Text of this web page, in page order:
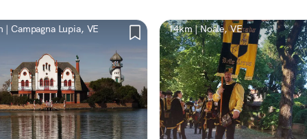
| Campagna Lupia, VE 14km | Noale, VE